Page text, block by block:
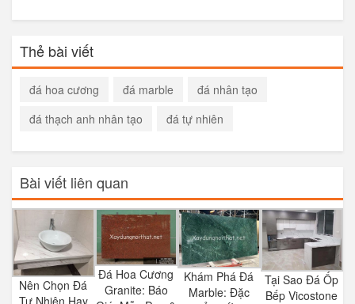
Thẻ bài viết
đá hoa cương đá marble
đá nhân tạo
đá thạch anh nhân tạo
đá tự nhiên
Bài viết liên quan
Nên Chọn Đá
Tự Nhiên Hay
Đá Hoa Cương
Granite: Báo
Khám Phá Đá
Marble: Đặc
Tại Sao Đá Ốp
Bếp Vicostone